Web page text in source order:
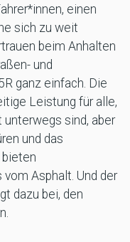
einen
sich zu weit
beim Anhalten
und
ganz einfach. Die
Leistung für alle,
sind, aber
und das
bieten
vom Asphalt. Und der
dazu bei, den